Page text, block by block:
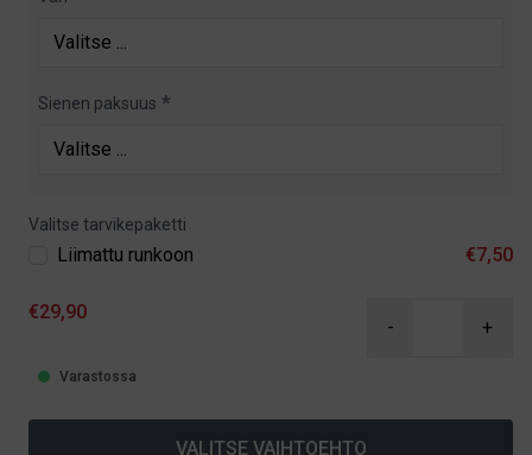
Sienen paksuus
Valitse tarvikepaketti
Liimattu runkoon €7,50
€29,90
- +
Varastossa
VALITSE VAIHTOEHTO